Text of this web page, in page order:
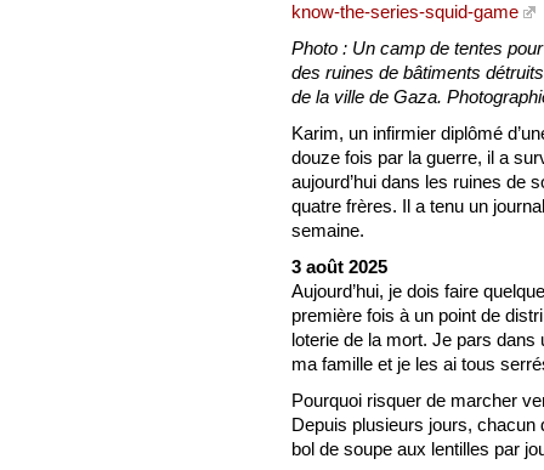
know-the-series-squid-game
Photo : Un camp de tentes
des ruines de bâtiments
de la ville de Gaza.
Karim, un infirmier diplômé
douze fois par la guerre, il a
aujourd’hui dans les ruines de
quatre frères. Il a tenu un
semaine.
3 août 2025
Aujourd’hui, je dois faire
première fois à un point de
loterie de la mort. Je pars dans
ma famille et je les ai tous
Pourquoi risquer de marcher
Depuis plusieurs jours, chacun
bol de soupe aux lentilles par